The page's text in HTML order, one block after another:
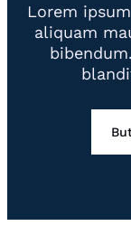
Lorem
aliquam